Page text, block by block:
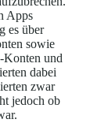
Apps
es über
sowie
Konten und
dabei
zwar
jedoch ob